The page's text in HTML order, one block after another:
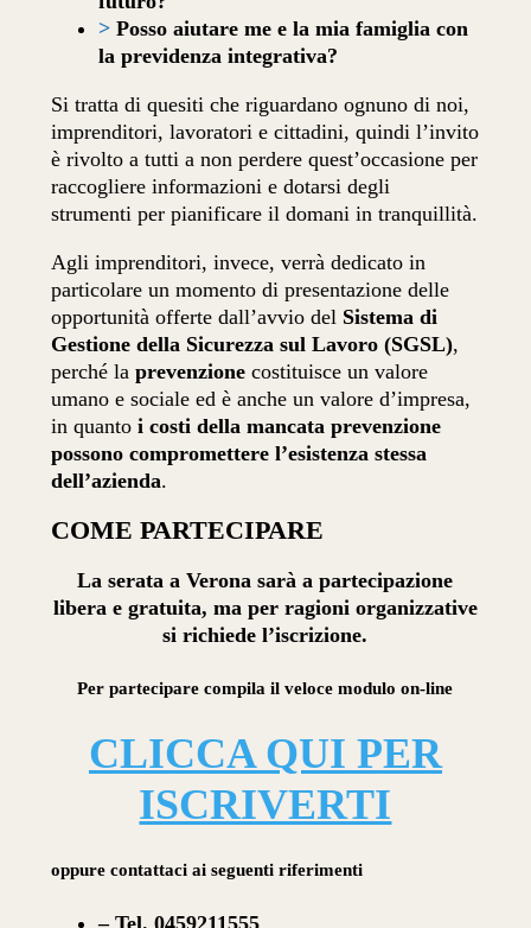
> Posso aiutare me e la mia famiglia con
la previdenza integrativa?
Si tratta di quesiti che riguardano ognuno di noi,
imprenditori, lavoratori e cittadini, quindi l’invito
è rivolto a tutti a non perdere quest’occasione per
raccogliere informazioni e dotarsi degli
strumenti per pianificare il domani in tranquillità.
Agli imprenditori, invece, verrà dedicato in
particolare un momento di presentazione delle
opportunità offerte dall’avvio del Sistema di
Gestione della Sicurezza sul Lavoro (SGSL),
perché laprevenzione costituisce un valore
umano e sociale ed è anche un valore d’impresa,
in quantoi costi della mancata prevenzione
possono compromettere l’esistenza stessa
dell’azienda.
COME PARTECIPARE
La serata a Verona sarà a partecipazione
libera e gratuita, ma per ragioni organizzative
si richiede l’iscrizione.
Per partecipare compila il veloce modulo on-line
CLICCA QUI PER
ISCRIVERTI
oppure contattaci ai seguenti riferimenti
– Tel. 0459211555